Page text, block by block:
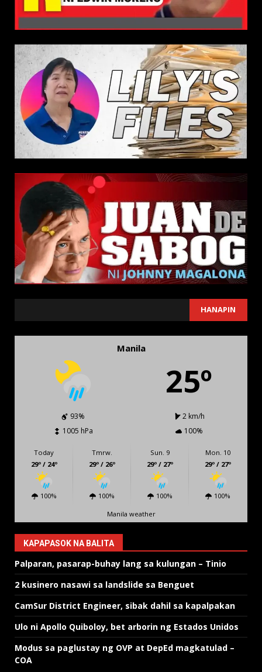
HANAPIN
Manila
25º
93%
2 km/h
1005 hPa
100%
Today
29º / 24º
100%
Tmrw.
29º / 26º
100%
Sun. 9
29º / 27º
100%
Mon. 10
29º / 27º
100%
Manila weather
KAPAPASOK NA BALITA
Palparan, pasarap-buhay lang sa kulungan – Tinio
2 kusinero nasawi sa landslide sa Benguet
CamSur District Engineer, sibak dahil sa kapalpakan
Ulo ni Apollo Quiboloy, bet arborin ng Estados Unidos
Modus sa paglustay ng OVP at DepEd magkatulad –
COA